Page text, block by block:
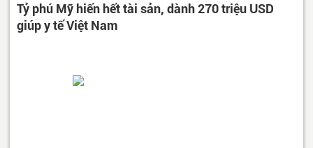
Tỷ phú Mỹ hiến hết tài sản, dành 270 triệu USD
giúp y tế Việt Nam